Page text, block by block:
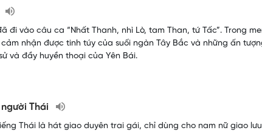
đi vào câu ca “Nhất Thanh, nhì Lò, tam Than, tứ Tấc”. Trong
nhận được tinh túy của suối ngàn Tây Bắc và những ấn
và đầy huyền thoại của Yên Bái.
Thái
Thái là hát giao duyên trai gái, chỉ dùng cho nam nữ giao